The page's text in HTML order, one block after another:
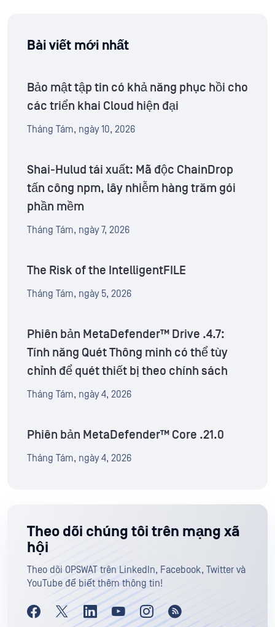
Bài viết mới nhất
Bảo mật tập tin có khả năng phục hồi cho
các triển khai Cloud hiện đại
Tháng Tám, ngày 10, 2026
Shai-Hulud tái xuất: Mã độc ChainDrop
tấn công npm, lây nhiễm hàng trăm gói
phần mềm
Tháng Tám, ngày 7, 2026
The Risk of the IntelligentFILE
Tháng Tám, ngày 5, 2026
Phiên bản MetaDefender™ Drive .4.7:
Tính năng Quét Thông minh có thể tùy
chỉnh để quét thiết bị theo chính sách
Tháng Tám, ngày 4, 2026
Phiên bản MetaDefender™ Core .21.0
Tháng Tám, ngày 4, 2026
Theo dõi chúng tôi trên mạng xã
hội
Theo dõi OPSWAT trên LinkedIn, Facebook, Twitter và
YouTube để biết thêm thông tin!